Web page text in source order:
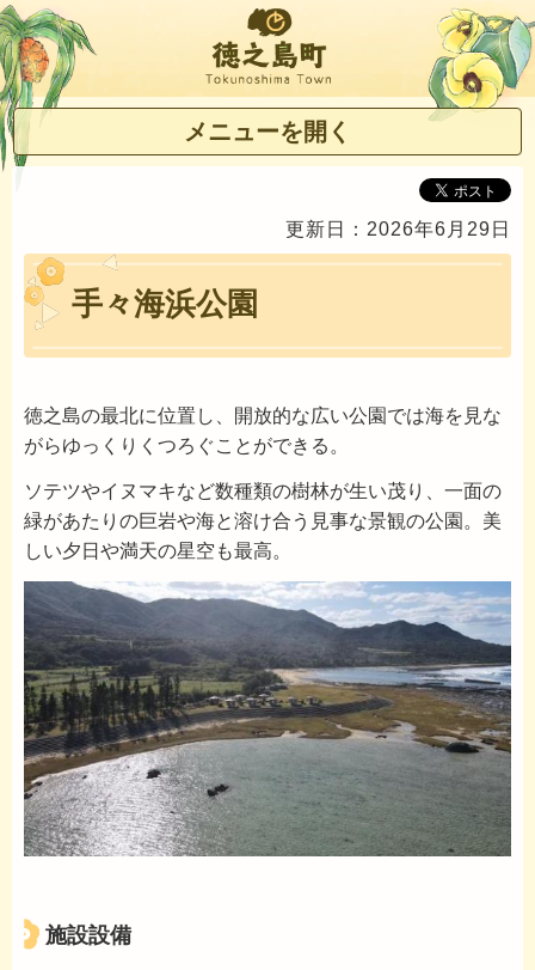
徳之島町
メニューを開く
更新日：2026年6月29日
手々海浜公園
徳之島の最北に位置し、開放的な広い公園では海を見な
がらゆっくりくつろぐことができる。
ソテツやイヌマキなど数種類の樹林が生い茂り、一面の
緑があたりの巨岩や海と溶け合う見事な景観の公園。美
しい夕日や満天の星空も最高。
施設設備